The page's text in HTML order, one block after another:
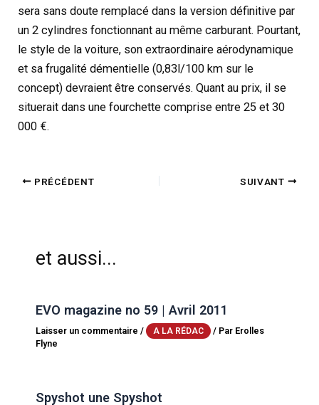
sera sans doute remplacé dans la version définitive par
un 2 cylindres fonctionnant au même carburant. Pourtant,
le style de la voiture, son extraordinaire aérodynamique
et sa frugalité démentielle (0,83l/100 km sur le
concept) devraient être conservés. Quant au prix, il se
situerait dans une fourchette comprise entre 25 et 30
000 €.
PRÉCÉDENT SUIVANT
et aussi...
EVO magazine no 59 | Avril 2011
Laisser un commentaire / A LA RÉDAC / Par Erolles
Flyne
Spyshot une Spyshot